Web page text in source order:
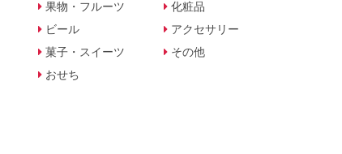
果物・フルーツ
ビール
菓子・スイーツ
おせち
化粧品
アクセサリー
その他